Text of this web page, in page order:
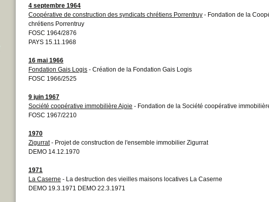
4 septembre 1964
Coopérative de construction des syndicats chrétiens Porrentruy - Fondation de la
chrétiens Porrentruy
FOSC 1964/2876
PAYS 15.11.1968
16 mai 1966
Fondation Gais Logis - Création de la Fondation Gais Logis
FOSC 1966/2525
9 juin 1967
Société coopérative immobilière Ajoie - Fondation de la Société coopérative
FOSC 1967/2210
1970
Zigurrat- Projet de construction de l'ensemble immobilier Zigurrat
DEMO 14.12.1970
1971
La Caserne - La destruction des vieilles maisons locatives La Caserne
DEMO 19.3.1971 DEMO 22.3.1971